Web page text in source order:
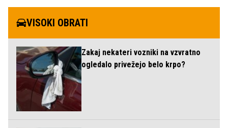
VISOKI OBRATI
Zakaj nekateri vozniki na vzvratno
ogledalo privežejo belo krpo?